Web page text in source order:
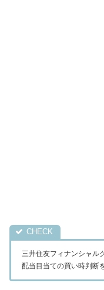
三井住友フィナンシャル
配当目当ての買い時判断